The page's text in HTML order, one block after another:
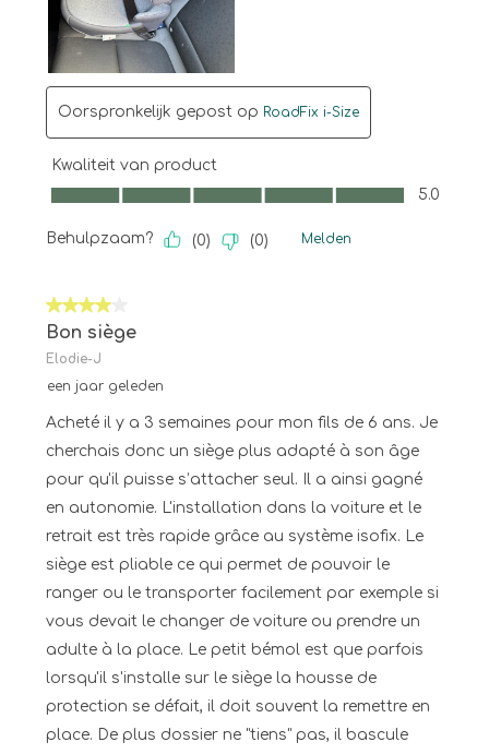
Oorspronkelijk gepost op RoadFix i-Size
Kwaliteit van product
Kwaliteit van product, 5.0 van 5
5.0
Behulpzaam? (0) (0) Melden
4 van 5 sterren.
Bon siège
Elodie-J
een jaar geleden
Acheté il y a 3 semaines pour mon fils de 6 ans. Je
cherchais donc un siège plus adapté à son âge
pour qu'il puisse s’attacher seul. Il a ainsi gagné
en autonomie. L'installation dans la voiture et le
retrait est très rapide grâce au système isofix. Le
siège est pliable ce qui permet de pouvoir le
ranger ou le transporter facilement par exemple si
vous devait le changer de voiture ou prendre un
adulte à la place. Le petit bémol est que parfois
lorsqu'il s'installe sur le siège la housse de
protection se défait, il doit souvent la remettre en
place. De plus dossier ne "tiens" pas, il bascule